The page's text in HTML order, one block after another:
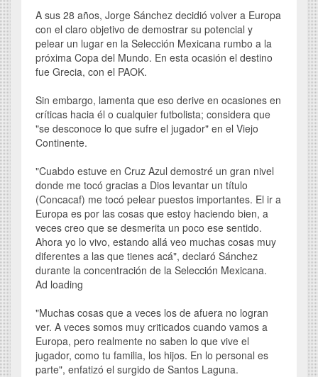
A sus 28 años, Jorge Sánchez decidió volver a Europa
con el claro objetivo de demostrar su potencial y
pelear un lugar en la Selección Mexicana rumbo a la
próxima Copa del Mundo. En esta ocasión el destino
fue Grecia, con el PAOK.
Sin embargo, lamenta que eso derive en ocasiones en
críticas hacia él o cualquier futbolista; considera que
"se desconoce lo que sufre el jugador" en el Viejo
Continente.
"Cuabdo estuve en Cruz Azul demostré un gran nivel
donde me tocó gracias a Dios levantar un título
(Concacaf) me tocó pelear puestos importantes. El ir a
Europa es por las cosas que estoy haciendo bien, a
veces creo que se desmerita un poco ese sentido.
Ahora yo lo vivo, estando allá veo muchas cosas muy
diferentes a las que tienes acá", declaró Sánchez
durante la concentración de la Selección Mexicana.
Ad loading
"Muchas cosas que a veces los de afuera no logran
ver. A veces somos muy criticados cuando vamos a
Europa, pero realmente no saben lo que vive el
jugador, como tu familia, los hijos. En lo personal es
parte", enfatizó el surgido de Santos Laguna.